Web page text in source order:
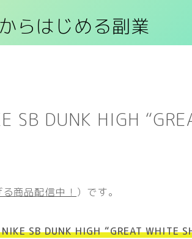
らはじめる副業
DUNK HIGH
商品配信中！ ）です。
SB DUNK HIGH “GREAT WHITE